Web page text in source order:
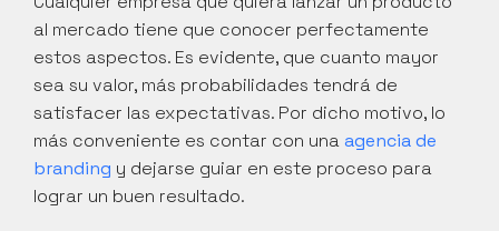
al mercado tiene que conocer perfectamente
estos aspectos. Es evidente, que cuanto mayor
sea su valor, más probabilidades tendrá de
satisfacer las expectativas. Por dicho motivo, lo
más conveniente es contar con una agencia de
branding y dejarse guiar en este proceso para
lograr un buen resultado.